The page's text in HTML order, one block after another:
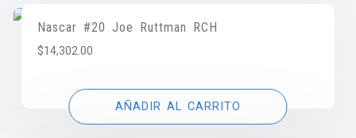
Nascar #20 Joe Ruttman RCH
$14,302.00
AÑADIR AL CARRITO